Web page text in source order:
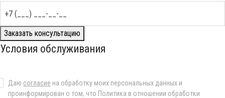
Заказать консультацию
Условия обслуживания
Даю согласие на обработку моих персональных данных и
проинформирован о том, что Политика в отношении обработки